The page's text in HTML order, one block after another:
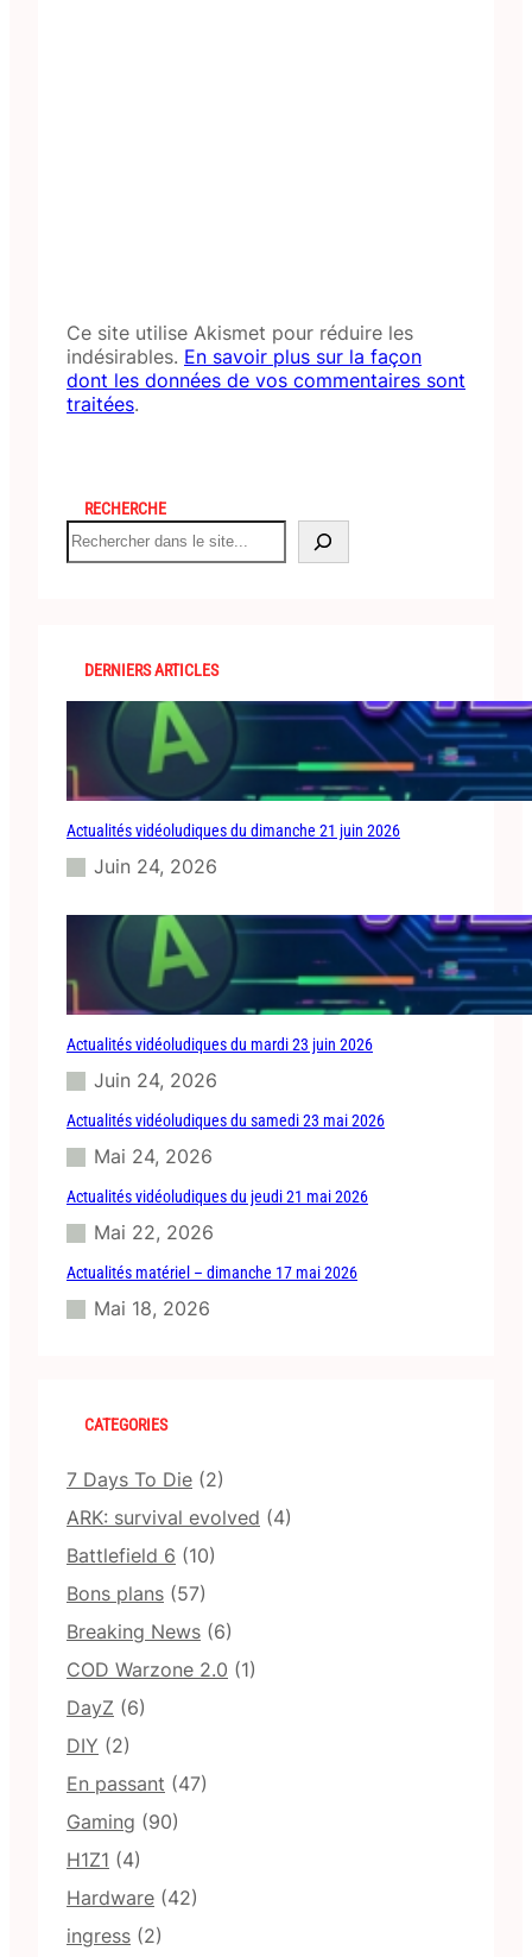
Ce site utilise Akismet pour réduire les
indésirables. En savoir plus sur la façon
dont les données de vos commentaires sont
traitées.
RECHERCHE
S
e
DERNIERS ARTICLES
Actualités vidéoludiques du dimanche 21 juin 2026
Juin 24, 2026
Actualités vidéoludiques du mardi 23 juin 2026
Juin 24, 2026
Actualités vidéoludiques du samedi 23 mai 2026
Mai 24, 2026
Actualités vidéoludiques du jeudi 21 mai 2026
Mai 22, 2026
Actualités matériel – dimanche 17 mai 2026
Mai 18, 2026
CATEGORIES
7 Days To Die (2)
ARK: survival evolved (4)
Battlefield 6 (10)
Bons plans (57)
Breaking News (6)
COD Warzone 2.0 (1)
DayZ (6)
DIY (2)
En passant (47)
Gaming (90)
H1Z1 (4)
Hardware (42)
ingress (2)